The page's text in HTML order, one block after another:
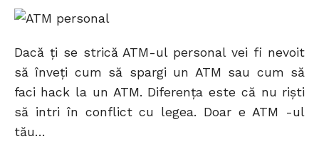
Dacă ţi se strică ATM-ul personal vei fi nevoit
să înveţi cum să spargi un ATM sau cum să
faci hack la un ATM. Diferenţa este că nu rişti
să intri în conflict cu legea. Doar e ATM -ul
tău…